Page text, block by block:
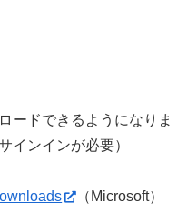
ードできるようになりま
インインが必要）
（Microsoft）